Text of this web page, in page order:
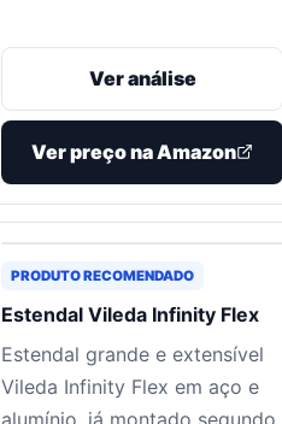
Ver análise
Ver preço na Amazon
PRODUTO RECOMENDADO
Estendal Vileda Infinity Flex
Estendal grande e extensível
Vileda Infinity Flex em aço e
alumínio, já montado segundo